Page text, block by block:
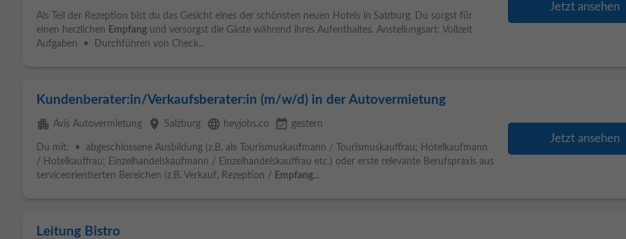
Als Teil der Rezeption bist du das Gesicht eines der schönsten neuen Hotels in Salzburg. Du sorgst für
einen herzlichen Empfang und versorgst die Gäste während ihres Aufenthaltes. Anstellungsart: Vollzeit
Aufgaben • Durchführen von Check...
Jetzt ansehen
Kundenberater:in/Verkaufsberater:in (m/w/d) in der Autovermietung
apartment Avis Autovermietung place Salzburg language heyjobs.co event_available gestern
Du mit: • abgeschlossene Ausbildung (z.B. als Tourismuskaufmann / Tourismuskauffrau; Hotelkaufmann
/ Hotelkauffrau; Einzelhandelskaufmann / Einzelhandelskauffrau etc.) oder erste relevante Berufspraxis aus
serviceorientierten Bereichen (z.B. Verkauf, Rezeption / Empfang...
Jetzt ansehen
Leitung Bistro